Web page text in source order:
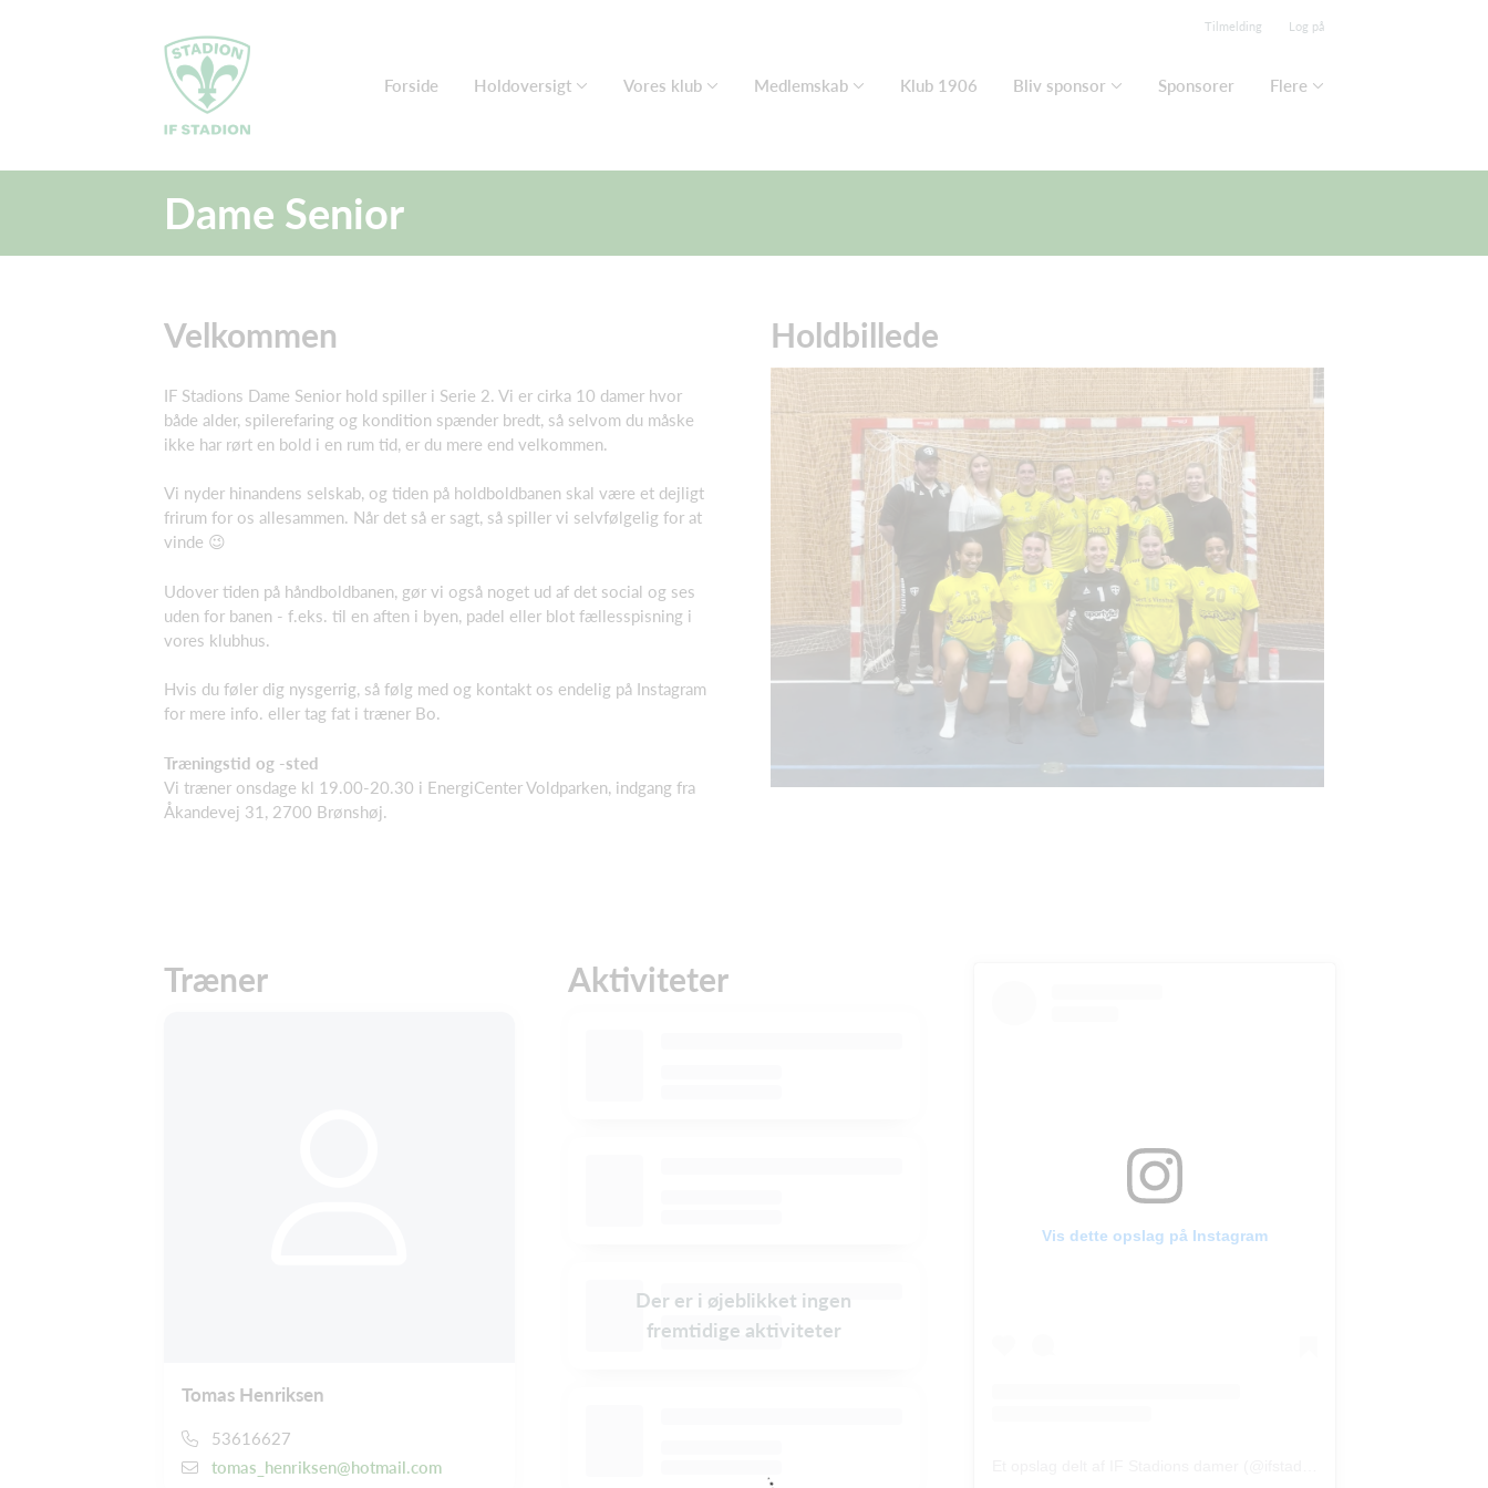
Tilmelding Log på
Forside Holdoversigt Vores klub Medlemskab Klub 1906 Bliv sponsor Sponsorer Flere
Dame Senior
Velkommen
IF Stadions Dame Senior hold spiller i Serie 2. Vi er cirka 10 damer hvor
både alder, spilerefaring og kondition spænder bredt, så selvom du måske
ikke har rørt en bold i en rum tid, er du mere end velkommen.
Vi nyder hinandens selskab, og tiden på holdboldbanen skal være et dejligt
frirum for os allesammen. Når det så er sagt, så spiller vi selvfølgelig for at
vinde 😉
Udover tiden på håndboldbanen, gør vi også noget ud af det social og ses
uden for banen - f.eks. til en aften i byen, padel eller blot fællesspisning i
vores klubhus.
Hvis du føler dig nysgerrig, så følg med og kontakt os endelig på Instagram
for mere info. eller tag fat i træner Bo.
Træningstid og -sted
Vi træner onsdage kl 19.00-20.30 i EnergiCenter Voldparken, indgang fra
Åkandevej 31, 2700 Brønshøj.
Holdbillede
Træner
Tomas Henriksen
53616627
tomas_henriksen@hotmail.com
Aktiviteter
Der er i øjeblikket ingen
fremtidige aktiviteter
Vis dette opslag på Instagram